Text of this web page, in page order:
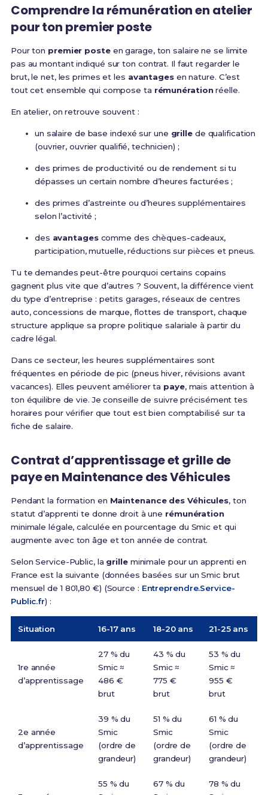
Comprendre la rémunération en atelier
pour ton premier poste
Pour ton premier posteen garage, ton salaire ne se limite
pas au montant indiqué sur ton contrat. Il faut regarder le
brut, le net, les primes et les avantagesen nature. C’est
tout cet ensemble qui compose ta rémunérationréelle.
En atelier, on retrouve souvent :
un salaire de base indexé sur une grillede qualification
(ouvrier, ouvrier qualifié, technicien) ;
des primes de productivité ou de rendement si tu
dépasses un certain nombre d’heures facturées ;
des primes d’astreinte ou d’heures supplémentaires
selon l’activité ;
des avantagescomme des chèques-cadeaux,
participation, mutuelle, réductions sur pièces et pneus.
Tu te demandes peut-être pourquoi certains copains
gagnent plus vite que d’autres ? Souvent, la différence vient
du type d’entreprise : petits garages, réseaux de centres
auto, concessions de marque, flottes de transport, chaque
structure applique sa propre politique salariale à partir du
cadre légal.
Dans ce secteur, les heures supplémentaires sont
fréquentes en période de pic (pneus hiver, révisions avant
vacances). Elles peuvent améliorer ta paye, mais attention à
ton équilibre de vie. Je conseille de suivre précisément tes
horaires pour vérifier que tout est bien comptabilisé sur ta
fiche de salaire.
Contrat d’apprentissage et grille de
paye en Maintenance des Véhicules
Pendant la formation en Maintenance des Véhicules, ton
statut d’apprenti te donne droit à une rémunération
minimale légale, calculée en pourcentage du Smic et qui
augmente avec ton âge et ton année de contrat.
Selon Service-Public, la grilleminimale pour un apprenti en
France est la suivante (données basées sur un Smic brut
mensuel de 1 801,80 €) (Source : Entreprendre.Service-
Public.fr) :
Situation 16-17 ans 18-20 ans 21-25 ans
1re année
d’apprentissage
27 % du
Smic ≈
486 €
brut
43 % du
Smic ≈
775 €
brut
53 % du
Smic ≈
955 €
brut
2e année
d’apprentissage
39 % du
Smic
(ordre de
grandeur)
51 % du
Smic
(ordre de
grandeur)
61 % du
Smic
(ordre de
grandeur)
55 % du
67 % du
78 % du